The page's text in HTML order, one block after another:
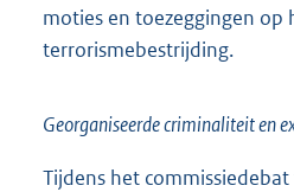
moties en toezeggingen op
terrorismebestrijding.
Georganiseerde criminaliteit en
Tijdens het